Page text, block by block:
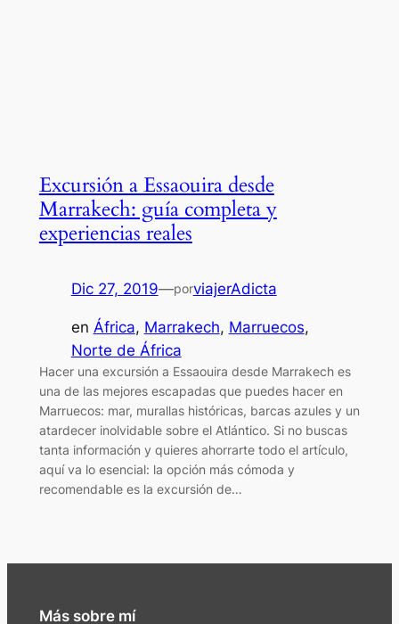
Excursión a Essaouira desde
Marrakech: guía completa y
experiencias reales
Dic 27, 2019—porviajerAdicta
en África, Marrakech, Marruecos
Norte de África
Hacer una excursión a Essaouira desde Marrakech es
una de las mejores escapadas que puedes hacer en
Marruecos: mar, murallas históricas, barcas azules y un
atardecer inolvidable sobre el Atlántico. Si no buscas
tanta información y quieres ahorrarte todo el artículo,
aquí va lo esencial: la opción más cómoda y
recomendable es la excursión de…
Más sobre mí